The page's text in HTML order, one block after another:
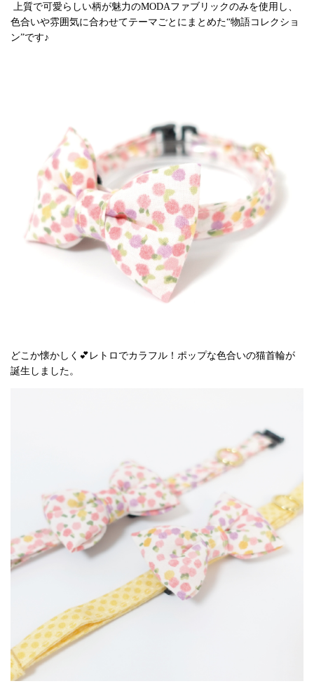
上質で可愛らしい柄が魅力のMODAファブリックのみを使用し、
色合いや雰囲気に合わせてテーマごとにまとめた“物語コレクショ
ン”です♪
どこか懐かしく💕レトロでカラフル！ポップな色合いの猫首輪が
誕生しました。